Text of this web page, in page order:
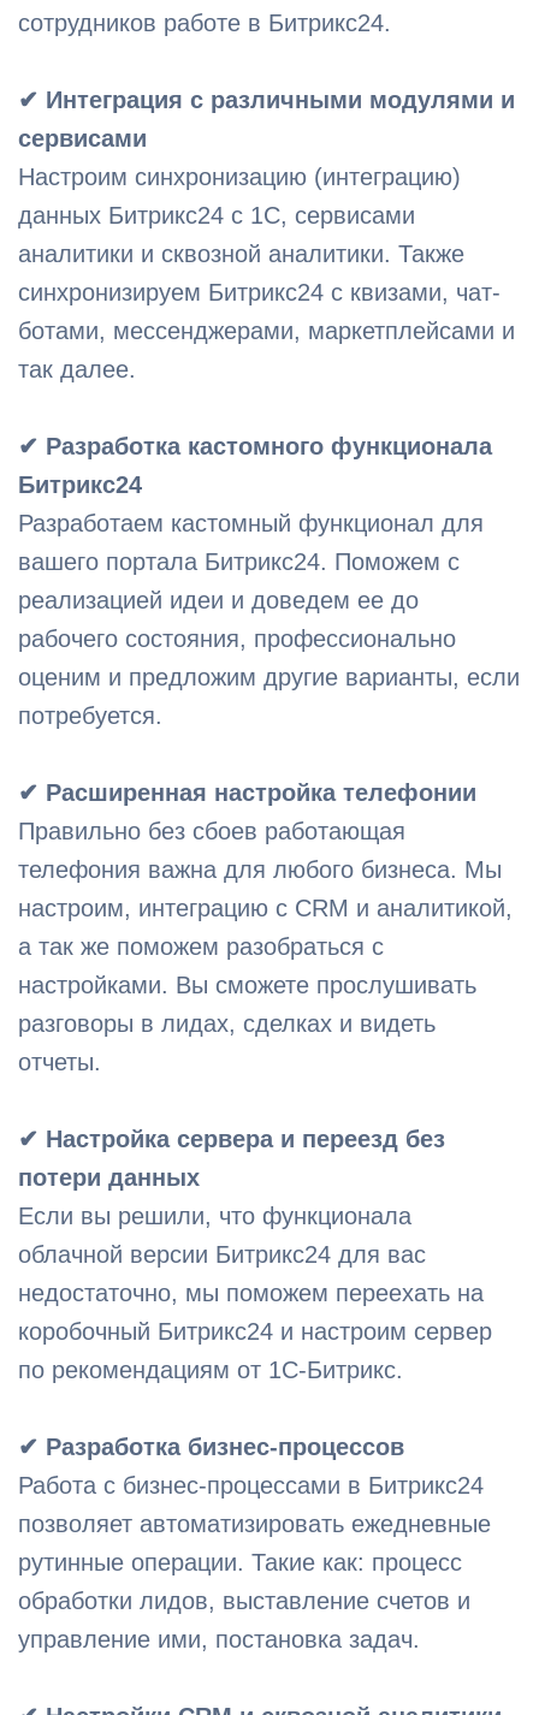
сотрудников работе в Битрикс24.
✔ Интеграция с различными модулями и
сервисами
Настроим синхронизацию (интеграцию)
данных Битрикс24 с 1C, сервисами
аналитики и сквозной аналитики. Также
синхронизируем Битрикс24 с квизами, чат-
ботами, мессенджерами, маркетплейсами и
так далее.
✔ Разработка кастомного функционала
Битрикс24
Разработаем кастомный функционал для
вашего портала Битрикс24. Поможем с
реализацией идеи и доведем ее до
рабочего состояния, профессионально
оценим и предложим другие варианты, если
потребуется.
✔ Расширенная настройка телефонии
Правильно без сбоев работающая
телефония важна для любого бизнеса. Мы
настроим, интеграцию с CRM и аналитикой,
а так же поможем разобраться с
настройками. Вы сможете прослушивать
разговоры в лидах, сделках и видеть
отчеты.
✔ Настройка сервера и переезд без
потери данных
Если вы решили, что функционала
облачной версии Битрикс24 для вас
недостаточно, мы поможем переехать на
коробочный Битрикс24 и настроим сервер
по рекомендациям от 1С-Битрикс.
✔ Разработка бизнес-процессов
Работа с бизнес-процессами в Битрикс24
позволяет автоматизировать ежедневные
рутинные операции. Такие как: процесс
обработки лидов, выставление счетов и
управление ими, постановка задач.